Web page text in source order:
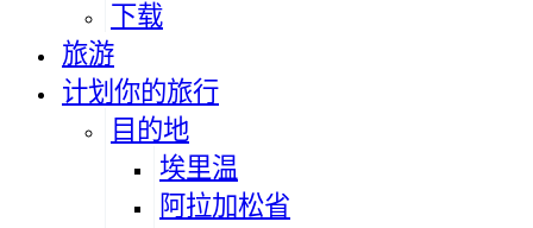
下载
旅游
计划你的旅行
目的地
埃里温
阿拉加松省